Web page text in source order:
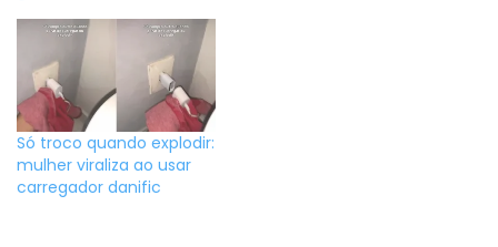
Só troco quando explodir:
mulher viraliza ao usar
carregador danific